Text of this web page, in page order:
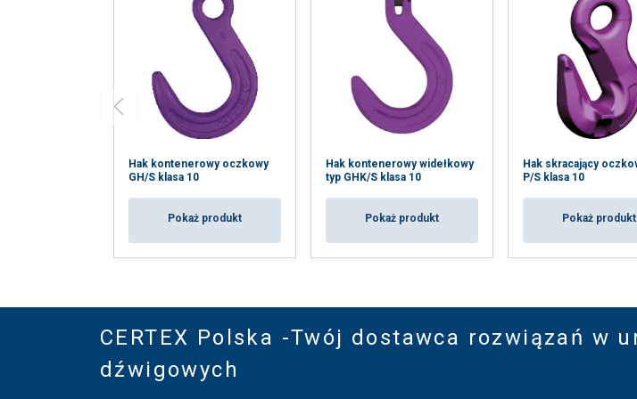
Hak kontenerowy oczkowy
GH/S klasa 10
Pokaż produkt
Hak kontenerowy widełkowy
typ GHK/S klasa 10
Pokaż produkt
Hak skracający
P/S klasa 10
Pokaż produkt
CERTEX Polska -Twój dostawca rozwiązań w
dźwigowych